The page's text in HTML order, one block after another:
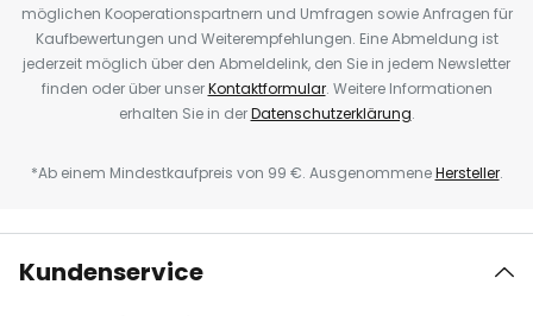
möglichen Kooperationspartnern und Umfragen sowie Anfragen für
Kaufbewertungen und Weiterempfehlungen. Eine Abmeldung ist
jederzeit möglich über den Abmeldelink, den Sie in jedem Newsletter
finden oder über unserKontaktformular. Weitere Informationen
erhalten Sie in derDatenschutzerklärung.
*Ab einem Mindestkaufpreis von 99 €. AusgenommeneHersteller.
Kundenservice